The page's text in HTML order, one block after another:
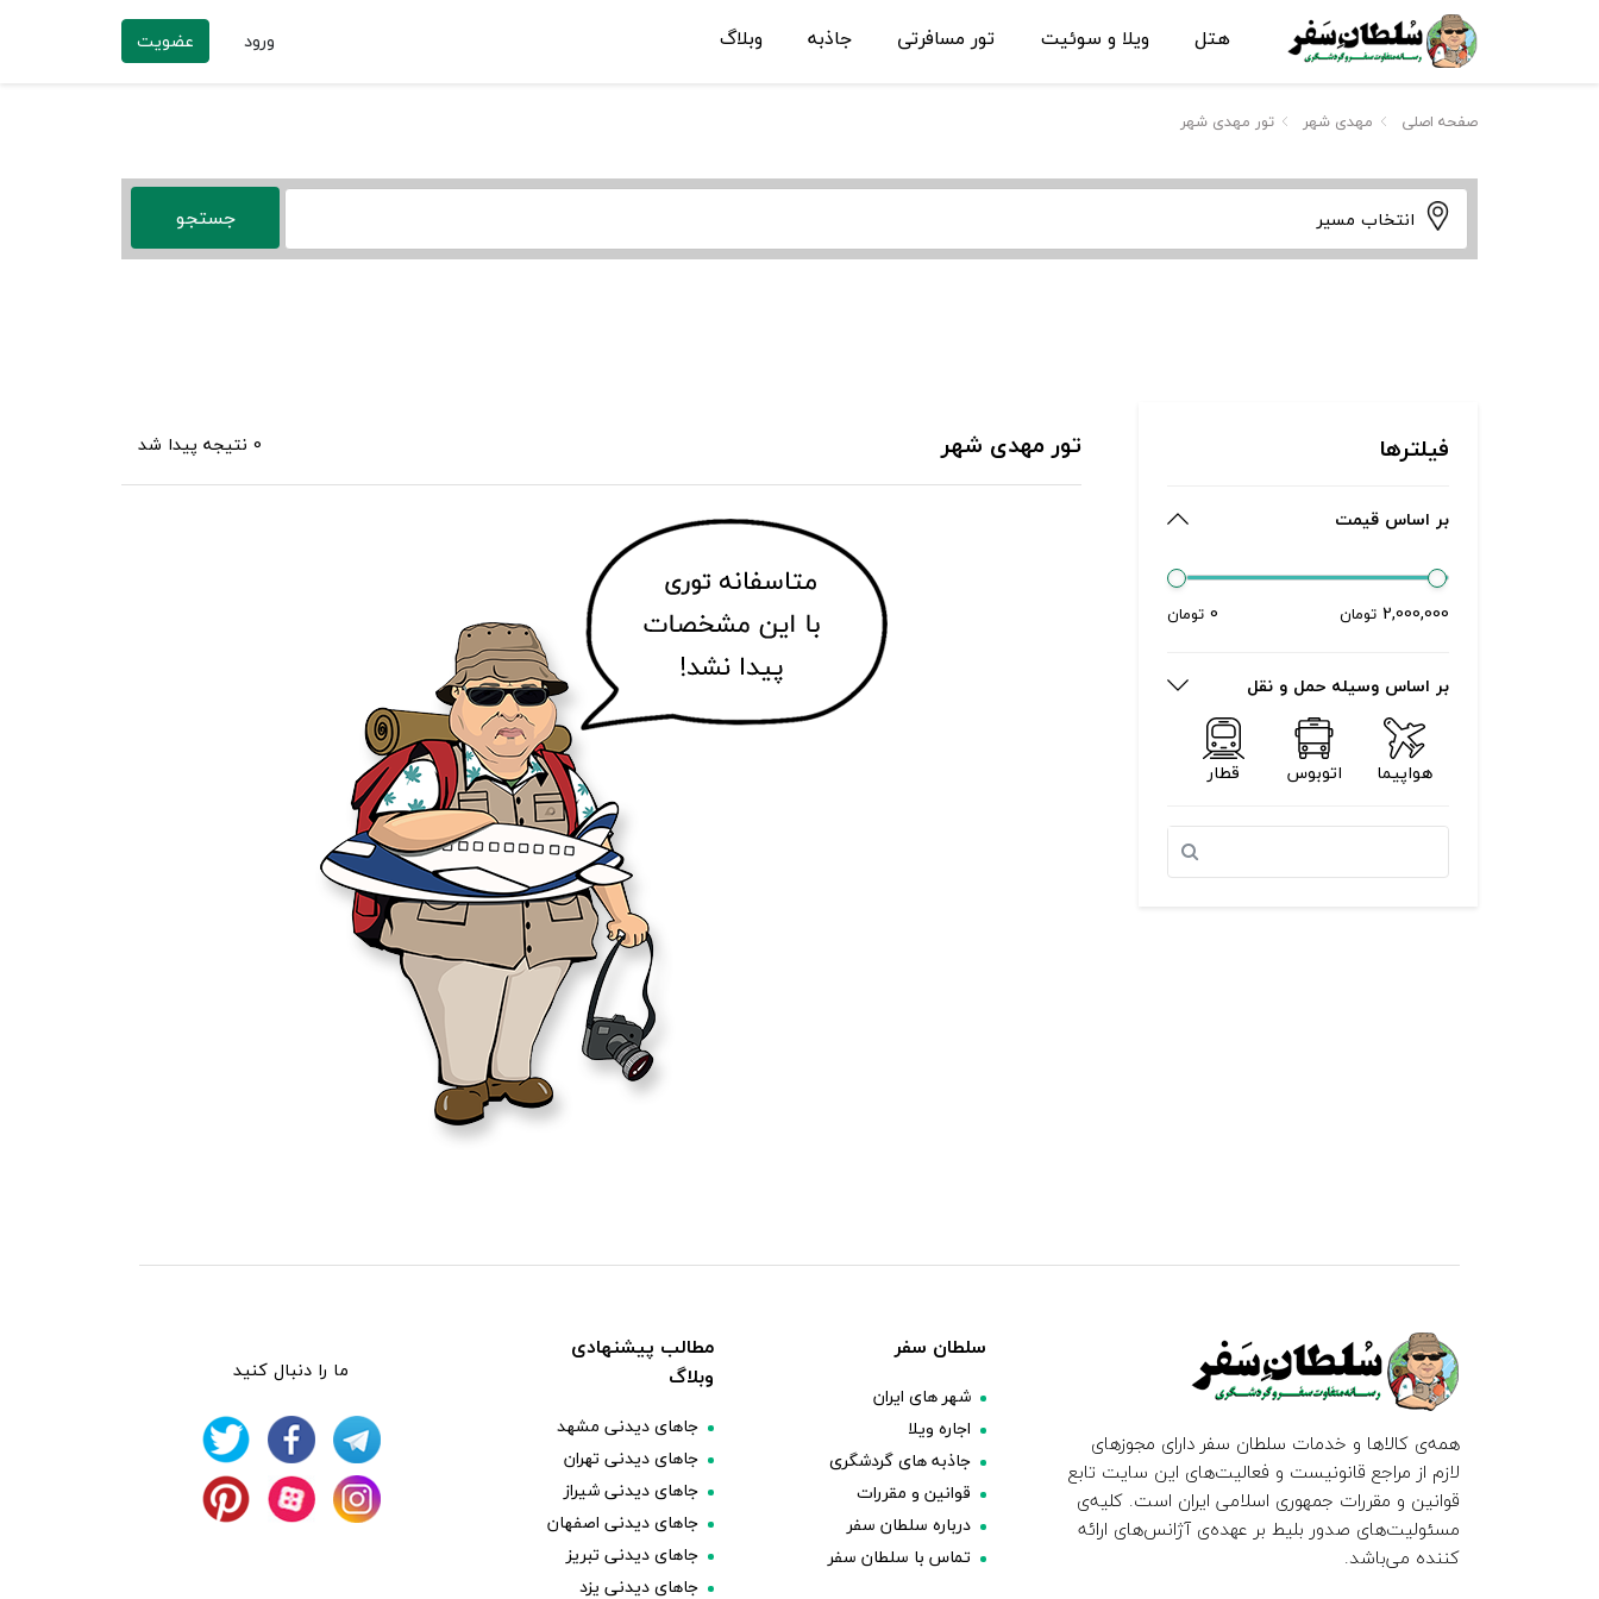
هتل ویلا و سوئیت تور مسافرتی جاذبه وبلاگ ورود عضویت
صفحه اصلی مهدی شهر تور مهدی شهر
انتخاب مسیر
فیلترها
بر اساس قیمت
0 تومان 2,000,000 تومان
بر اساس وسیله حمل و نقل
هواپیما اتوبوس قطار
تور مهدی شهر 0 نتیجه پیدا شد
همه‌ی کالاها و خدمات سلطان سفر دارای مجوزهای
لازم از مراجع قانونیست و فعالیت‌های این سایت تابع
قوانین و مقررات جمهوری اسلامی ایران است. کلیه‌ی
مسئولیت‌های صدور بلیط بر عهده‌ی آژانس‌های ارائه
کننده می‌باشد.
سلطان سفر
شهر های ایران
اجاره ویلا
جاذبه های گردشگری
قوانین و مقررات
درباره سلطان سفر
تماس با سلطان سفر
مطالب پیشنهادی
وبلاگ
جاهای دیدنی مشهد
جاهای دیدنی تهران
جاهای دیدنی شیراز
جاهای دیدنی اصفهان
جاهای دیدنی تبریز
جاهای دیدنی یزد
ما را دنبال کنید